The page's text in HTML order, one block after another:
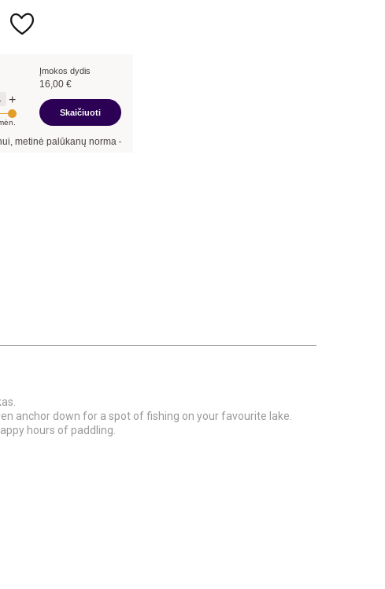
+
Įmokos dydis
16,00 €
Skaičiuoti
norma – 13,90%, sutarties sudarymo mokestis -
anchor down for a spot of fishing on your favourite lake.
hours of paddling.